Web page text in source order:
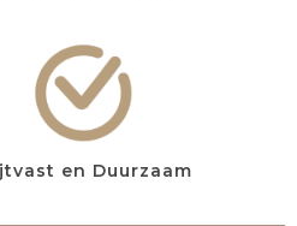
en Duurzaam